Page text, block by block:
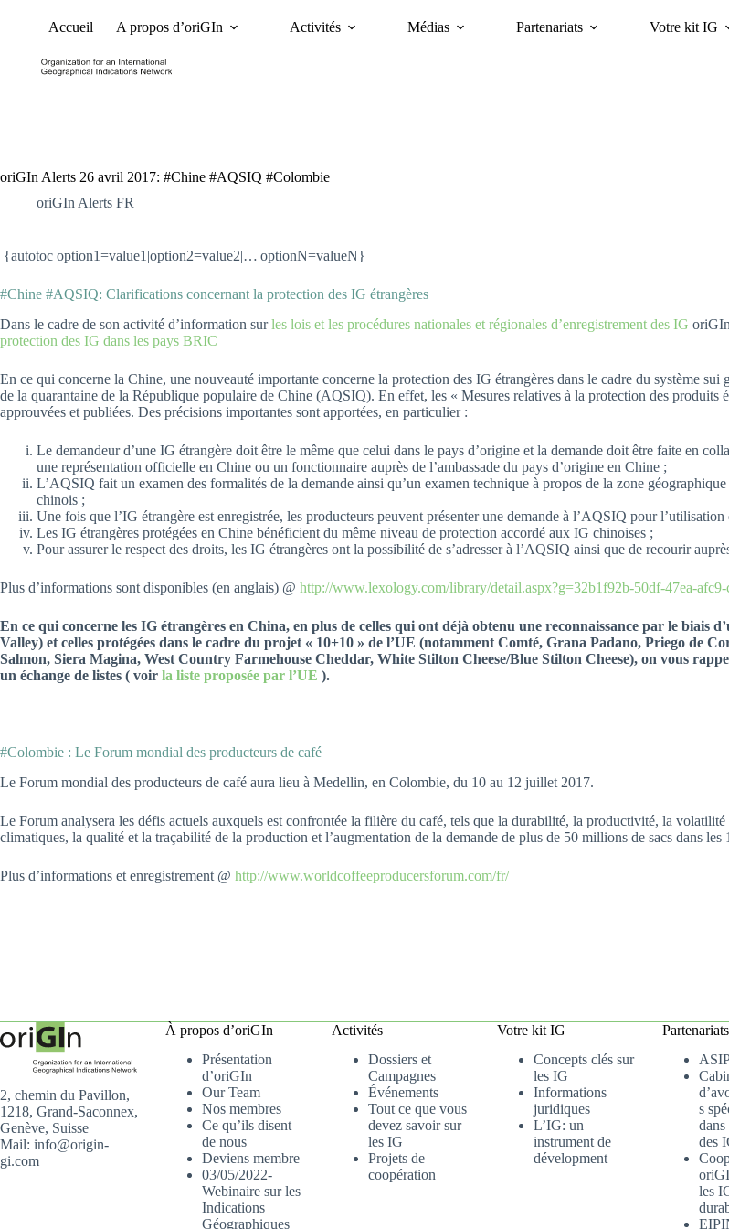
Accueil A propos d’oriGIn Activités Médias Partenariats Votre kit IG
oriGIn Alerts 26 avril 2017: #Chine #AQSIQ #Colombie
oriGIn Alerts FR
{autotoc option1=value1|option2=value2|…|optionN=valueN}
#Chine #AQSIQ: Clarifications concernant la protection des IG étrangères
Dans le cadre de son activité d’information surles lois et les procédures nationales et régionales d’enregistrement des IG
protection des IG dans les pays BRIC
En ce qui concerne la Chine, une nouveauté importante concerne la protection des IG étrangères dans le cadre du système
de la quarantaine de la République populaire de Chine (AQSIQ). En effet, les « Mesures relatives à la protection des produits
approuvées et publiées. Des précisions importantes sont apportées, en particulier :
Le demandeur d’une IG étrangère doit être le même que celui dans le pays d’origine et la demande doit être faite en
une représentation officielle en Chine ou un fonctionnaire auprès de l’ambassade du pays d’origine en Chine ;
L’AQSIQ fait un examen des formalités de la demande ainsi qu’un examen technique à propos de la zone
chinois ;
Une fois que l’IG étrangère est enregistrée, les producteurs peuvent présenter une demande à l’AQSIQ pour
Les IG étrangères protégées en Chine bénéficient du même niveau de protection accordé aux IG chinoises ;
Pour assurer le respect des droits, les IG étrangères ont la possibilité de s’adresser à l’AQSIQ ainsi que de recourir
Plus d’informations sont disponibles (en anglais) @ http://www.lexology.com/library/detail.aspx?g=32b1f92b-50df-47ea-afc9-
En ce qui concerne les IG étrangères en China, en plus de celles qui ont déjà obtenu une reconnaissance par le biais
Valley) et celles protégées dans le cadre du projet « 10+10 » de l’UE (notamment Comté, Grana Padano, Priego de
Salmon, Siera Magina, West Country Farmehouse Cheddar, White Stilton Cheese/Blue Stilton Cheese), on vous
un échange de listes ( voir la liste proposée par l’UE ).
#Colombie : Le Forum mondial des producteurs de café
Le Forum mondial des producteurs de café aura lieu à Medellin, en Colombie, du 10 au 12 juillet 2017.
Le Forum analysera les défis actuels auxquels est confrontée la filière du café, tels que la durabilité, la productivité, la
climatiques, la qualité et la traçabilité de la production et l’augmentation de la demande de plus de 50 millions de sacs dans les
Plus d’informations et enregistrement @ http://www.worldcoffeeproducersforum.com/fr/
2, chemin du Pavillon,
1218, Grand-Saconnex,
Genève, Suisse
Mail: info@origin-
gi.com
À propos d’oriGIn
Présentation
d’oriGIn
Our Team
Nos membres
Ce qu’ils disent
de nous
Deviens membre
03/05/2022-
Webinaire sur les
Indications
Géographiques
Activités
Dossiers et
Campagnes
Événements
Tout ce que vous
devez savoir sur
les IG
Projets de
coopération
Votre kit IG
Concepts clés sur
les IG
Informations
juridiques
L’IG: un
instrument de
dévelopment
Partenariats
s
des
les